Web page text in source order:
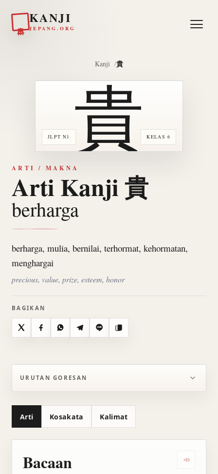
KANJI
JEPANG.ORG
Kanji 貴
JLPT N1 KELAS 6
貴
ARTI / MAKNA
Arti Kanji 貴
berharga
berharga, mulia, bernilai, terhormat, kehormatan,
menghargai
precious, value, prize, esteem, honor
BAGIKAN
X FacebookWhatsAppTelegramLine Salin
URUTAN GORESAN
Arti Kosakata Kalimat
Bacaan